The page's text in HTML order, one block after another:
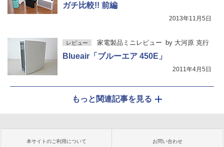
ガチ比較!! 前編
2013年11月5日
レビュー 家電製品ミニレビュー by 大河原 克行
Blueair「ブルーエア 450E」
2011年4月5日
もっと関連記事を見る
本サイトのご利用について お問い合わせ